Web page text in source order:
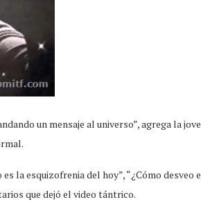
un mensaje al universo”, agrega la
la esquizofrenia del hoy”, “¿Cómo desveo
que dejó el video tántrico.